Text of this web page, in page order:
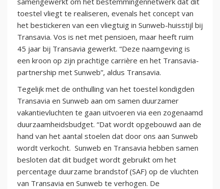
toestel vliegt te realiseren, evenals het concept van
het bestickeren van een vliegtuig in Sunweb-huisstijl bij
Transavia. Vos is net met pensioen, maar heeft ruim
45 jaar bij Transavia gewerkt. “Deze naamgeving is
een kroon op zijn prachtige carrière en het Transavia-
partnership met Sunweb”, aldus Transavia.
Tegelijk met de onthulling van het toestel kondigden
Transavia en Sunweb aan om samen duurzamer
vakantievluchten te gaan uitvoeren via een zogenaamd
duurzaamheidsbudget. “Dat wordt opgebouwd aan de
hand van het aantal stoelen dat door ons aan Sunweb
wordt verkocht. Sunweb en Transavia hebben samen
besloten dat dit budget wordt gebruikt om het
percentage duurzame brandstof (SAF) op de vluchten
van Transavia en Sunweb te verhogen. De